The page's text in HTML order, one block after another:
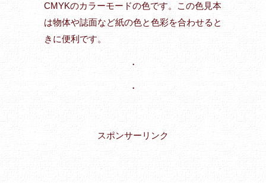
CMYKのカラーモードの色です。この色見本
は物体や誌面など紙の色と色彩を合わせると
きに便利です。
・
・
スポンサーリンク